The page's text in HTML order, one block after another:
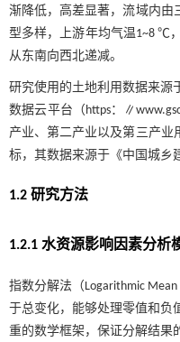
渐降低，高差显著，流域内由
型多样，上游年均气温1~8 ℃
从东南向西北递减。
研究使用的土地利用数据来源
数据云平台（https：
产业、第二产业以及第三产
标，其数据来源于《中国城乡
1.2 研究方法
1.2.1 水资源影响因素分析
指数分解法（Logarithmic
于总变化，能够处理零值和负
重的数学框架，保证分解结果